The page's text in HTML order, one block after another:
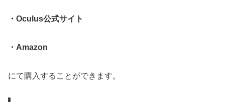
・Oculus公式サイト
・Amazon
にて購入することができます。